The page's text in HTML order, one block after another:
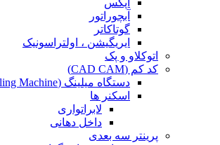
اپکس
آبچوراتور
گوتاکاتر
ایریگیشن ، اولتراسونیک
اتوکلاو و پک
کد کم (CAD CAM)
دستگاه میلینگ (Milling Machine)
اسکنر ها
لابراتواری
داخل دهانی
پرینتر سه بعدی